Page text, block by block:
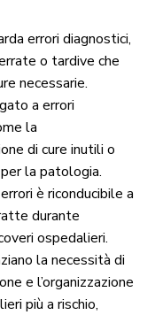
errori diagnostici,
o tardive che
necessarie.
a errori
la
di cure inutili o
la patologia.
è riconducibile a
durante
ospedalieri.
la necessità di
e l’organizzazione
più a rischio,